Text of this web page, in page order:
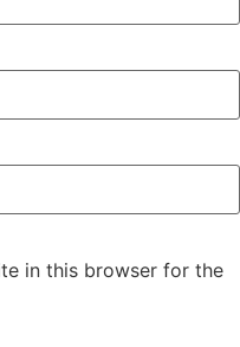
in this browser for the